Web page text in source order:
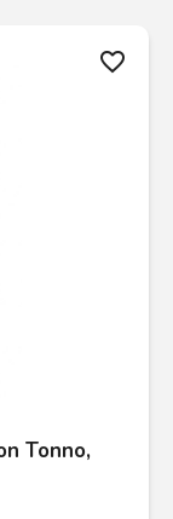
favorite_border
Tonno,